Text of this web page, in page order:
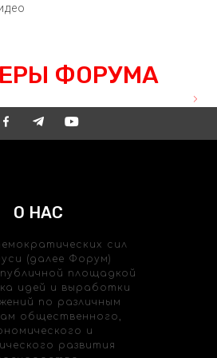
ФОРУМА
О НАС
сил
(далее Форум)
площадкой
идей и выработки
по различным
общественного,
и
развития